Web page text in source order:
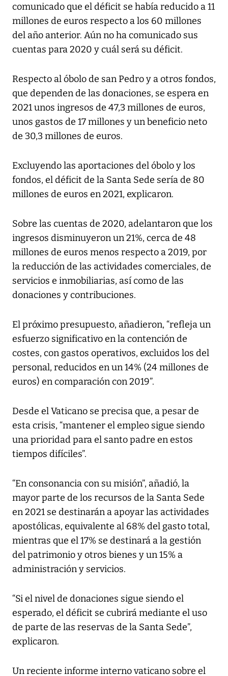
comunicado que el déficit se había reducido a 11
millones de euros respecto a los 60 millones
del año anterior. Aún no ha comunicado sus
cuentas para 2020 y cuál será su déficit.
Respecto al óbolo de san Pedro y a otros fondos,
que dependen de las donaciones, se espera en
2021 unos ingresos de 47,3 millones de euros,
unos gastos de 17 millones y un beneficio neto
de 30,3 millones de euros.
Excluyendo las aportaciones del óbolo y los
fondos, el déficit de la Santa Sede sería de 80
millones de euros en 2021, explicaron.
Sobre las cuentas de 2020, adelantaron que los
ingresos disminuyeron un 21%, cerca de 48
millones de euros menos respecto a 2019, por
la reducción de las actividades comerciales, de
servicios e inmobiliarias, así como de las
donaciones y contribuciones.
El próximo presupuesto, añadieron, “refleja un
esfuerzo significativo en la contención de
costes, con gastos operativos, excluidos los del
personal, reducidos en un 14% (24 millones de
euros) en comparación con 2019”.
Desde el Vaticano se precisa que, a pesar de
esta crisis, “mantener el empleo sigue siendo
una prioridad para el santo padre en estos
tiempos difíciles”.
“En consonancia con su misión”, añadió, la
mayor parte de los recursos de la Santa Sede
en 2021 se destinarán a apoyar las actividades
apostólicas, equivalente al 68% del gasto total,
mientras que el 17% se destinará a la gestión
del patrimonio y otros bienes y un 15% a
administración y servicios.
“Si el nivel de donaciones sigue siendo el
esperado, el déficit se cubrirá mediante el uso
de parte de las reservas de la Santa Sede”,
explicaron.
Un reciente informe interno vaticano sobre el